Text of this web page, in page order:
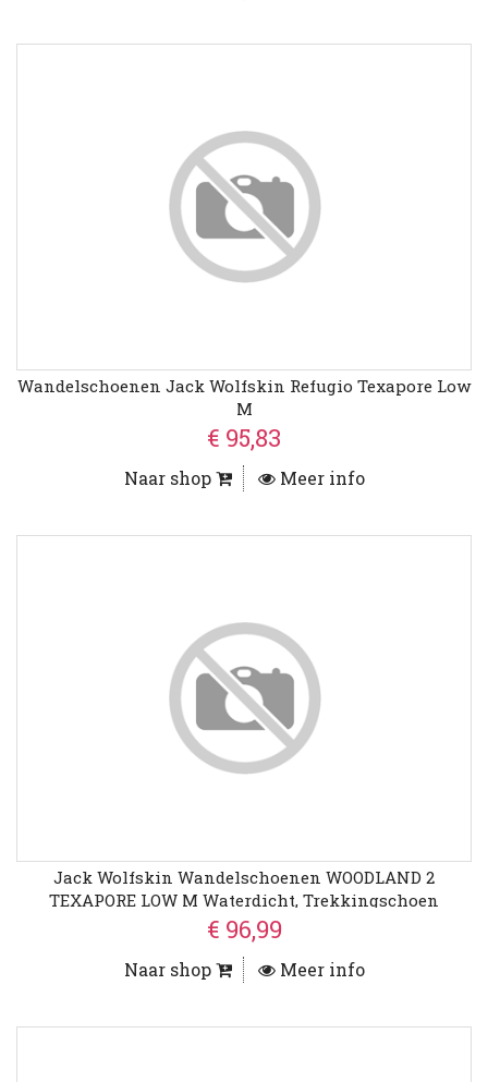
Wandelschoenen Jack Wolfskin Refugio Texapore Low
M
€ 95,83
Naar shop Meer info
Jack Wolfskin Wandelschoenen WOODLAND 2
TEXAPORE LOW M Waterdicht, Trekkingschoen
€ 96,99
Naar shop Meer info